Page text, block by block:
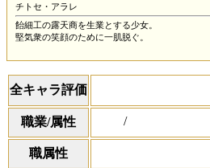
チトセ・アラレ
飴細工の露天商を生業とする少女。
堅気衆の笑顔のために一肌脱ぐ。
全キャラ評価
職業/属性 /
職属性